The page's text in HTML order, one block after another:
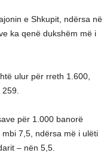
e Shkupit, ndërsa në
ka qenë dukshëm më i
ulur për rreth 1.600,
për 1.000 banorë
7,5, ndërsa më i ulëti
– nën 5,5.